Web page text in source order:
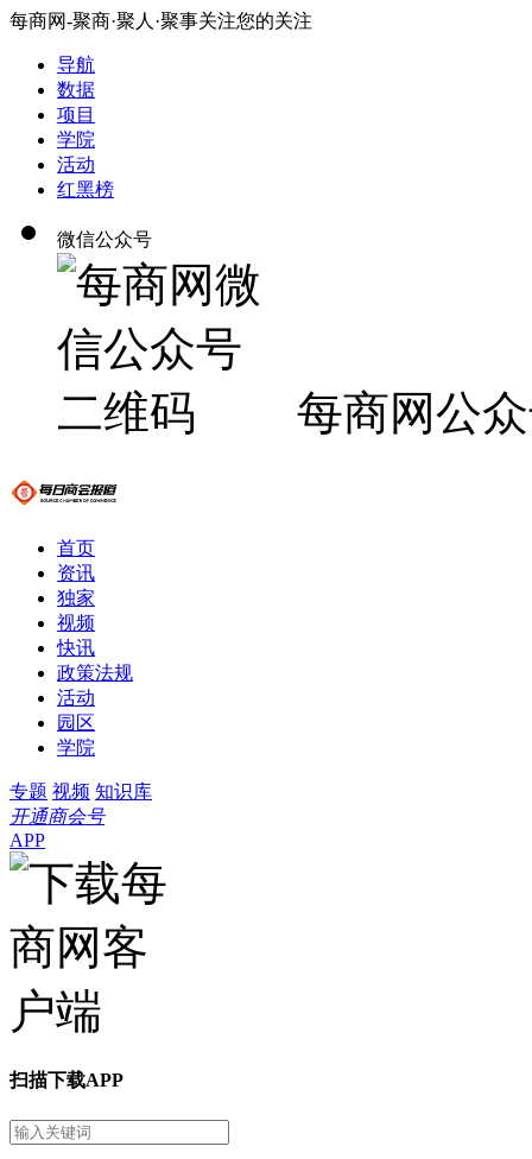
每商网-聚商·聚人·聚事关注您的关注
导航
数据
项目
学院
活动
红黑榜
微信公众号
每商网公
首页
资讯
独家
视频
快讯
政策法规
活动
园区
学院
专题 视频 知识库
开通商会号
APP
扫描下载APP